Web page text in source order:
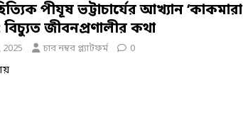
পীযূষ ভট্টাচার্যের আখ্যান ‘কাকমারা
জীবনপ্রণালীর কথা
2025 চার নম্বর প্ল্যাটফর্ম 0